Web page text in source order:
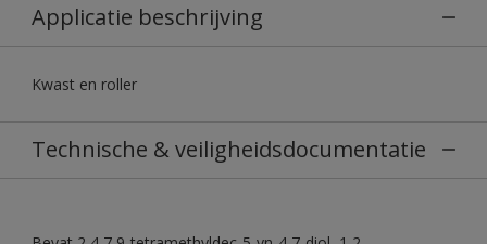
Applicatie beschrijving
Kwast en roller
Technische & veiligheidsdocumentatie